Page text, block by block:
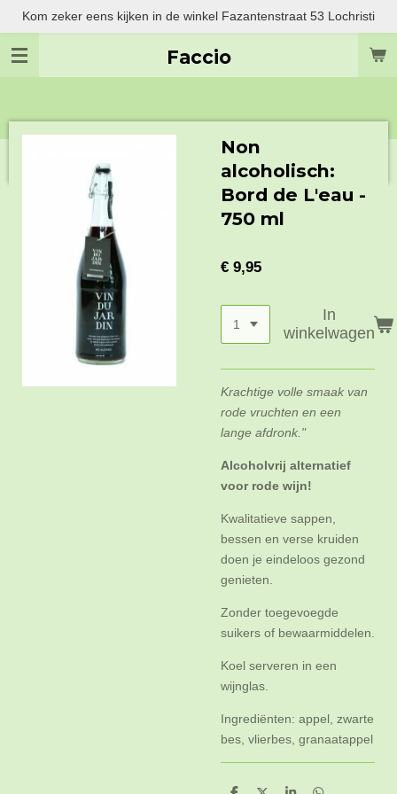
Ga
naar
Faccio
Kom zeker eens kijken in de winkel Fazantenstraat 53 Lochristi
Non
alcoholisch:
Bord de L'eau -
750 ml
€ 9,95
In
winkelwagen
Krachtige volle smaak van
rode vruchten en een
lange afdronk."
Alcoholvrij alternatief
voor rode wijn!
Kwalitatieve sappen,
bessen en verse kruiden
doen je eindeloos gezond
genieten.
Zonder toegevoegde
suikers of bewaarmiddelen.
Koel serveren in een
wijnglas.
Ingrediënten: appel, zwarte
bes, vlierbes, granaatappel